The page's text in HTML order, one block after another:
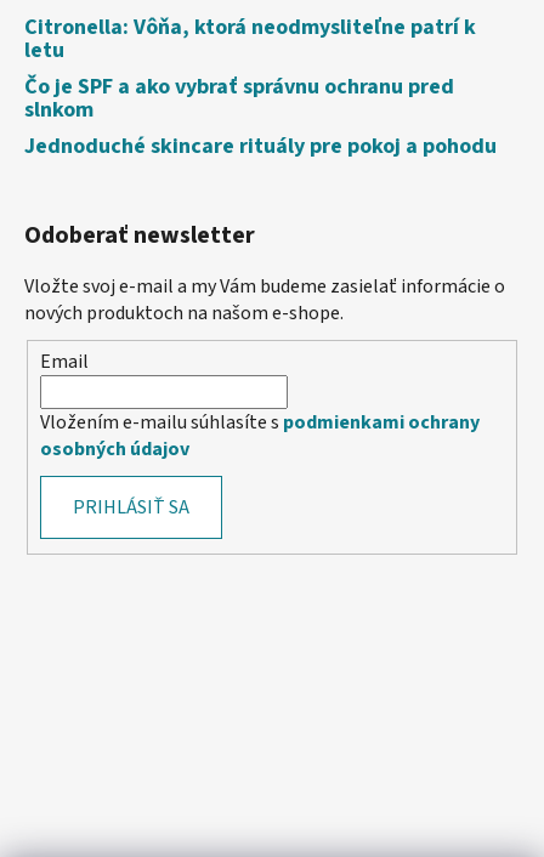
Citronella: Vôňa, ktorá neodmysliteľne patrí k
letu
Čo je SPF a ako vybrať správnu ochranu pred
slnkom
Jednoduché skincare rituály pre pokoj a pohodu
Odoberať newsletter
Vložte svoj e-mail a my Vám budeme zasielať informácie o
nových produktoch na našom e-shope.
Email
Vložením e-mailu súhlasíte s podmienkami ochrany
osobných údajov
PRIHLÁSIŤ SA